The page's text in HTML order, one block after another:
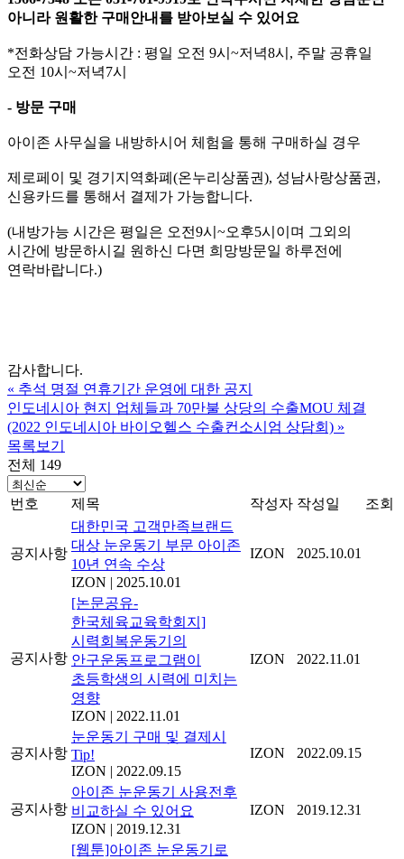
아니라 원활한 구매안내를 받아보실 수 있어요
*전화상담 가능시간 : 평일 오전 9시~저녁8시, 주말 공휴일
오전 10시~저녁7시
- 방문 구매
아이존 사무실을 내방하시어 체험을 통해 구매하실 경우
제로페이 및 경기지역화폐(온누리상품권), 성남사랑상품권,
신용카드를 통해서 결제가 가능합니다.
(내방가능 시간은 평일은 오전9시~오후5시이며 그외의
시간에 방문하시길 원하신 다면 희망방문일 하루전에
연락바랍니다.)
감사합니다.
« 추석 명절 연휴기간 운영에 대한 공지
인도네시아 현지 업체들과 70만불 상당의 수출MOU 체결
(2022 인도네시아 바이오헬스 수출컨소시엄 상담회) »
목록보기
전체 149
번호 제목 작성자 작성일 조회
공지사항
대한민국 고객만족브랜드
대상 눈운동기 부문 아이존
10년 연속 수상
IZON | 2025.10.01
IZON 2025.10.01
공지사항
[논문공유-
한국체육교육학회지]
시력회복운동기의
안구운동프로그램이
초등학생의 시력에 미치는
영향
IZON | 2022.11.01
IZON 2022.11.01
공지사항
눈운동기 구매 및 결제시
Tip!
IZON | 2022.09.15
IZON 2022.09.15
공지사항
아이존 눈운동기 사용전후
비교하실 수 있어요
IZON | 2019.12.31
IZON 2019.12.31
[웹툰]아이존 눈운동기로